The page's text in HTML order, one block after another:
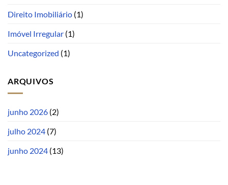
Direito Imobiliário (1)
Imóvel Irregular (1)
Uncategorized (1)
ARQUIVOS
junho 2026 (2)
julho 2024 (7)
junho 2024 (13)